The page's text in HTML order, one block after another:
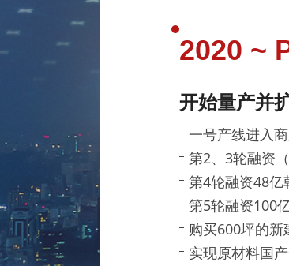
2020 ~
开始量产并
一号产线进入
第2、3轮融资
第4轮融资48亿
第5轮融资100
购买600坪的新
实现原材料国